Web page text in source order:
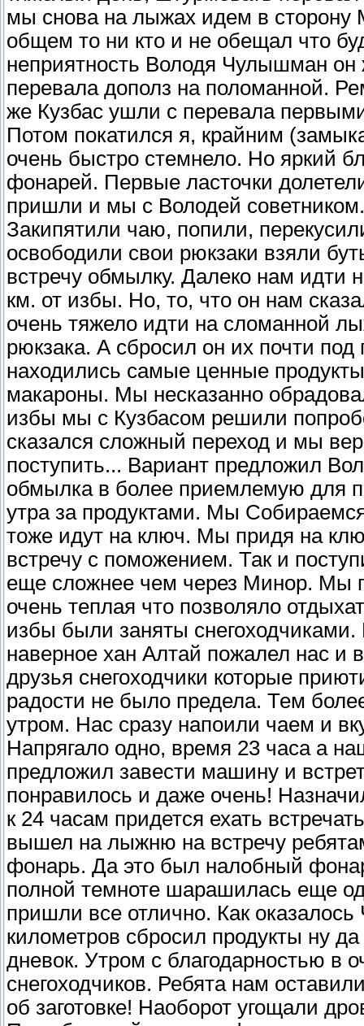
мы снова на лыжах идем в сторону
общем то ни кто и не обещал что
неприятность Володя Чулышман
перевала дополз на поломанной.
же Кузбас ушли с перевала
Потом покатился я, крайним
очень быстро стемнело. Но яркий
фонарей. Первые ласточки
пришли и мы с Володей
Закипятили чаю, попили,
освободили свои рюкзаки взяли
встречу обмылку. Далеко нам
км. от избы. Но, то, что он нам
очень тяжело идти на сломанной
рюкзака. А сбросил он их почти
находились самые ценные
макароны. Мы несказанно
избы мы с Кузбасом решили
сказался сложный переход и мы
поступить... Вариант предложил
обмылка в более приемлемую для
утра за продуктами. Мы
тоже идут на ключ. Мы придя на
встречу с поможением. Так и
еще сложнее чем через Минор. Мы
очень теплая что позволяло
избы были заняты
наверное хан Алтай пожалел нас и
друзья снегоходчики которые
радости не было предела. Тем
утром. Нас сразу напоили чаем и
Напрягало одно, время 23 часа а
предложил завести машину и
понравилось и даже очень!
к 24 часам придется ехать
вышел на лыжню на встречу
фонарь. Да это был налобный
полной темноте шарашилась еще
пришли все отлично. Как
километров сбросил продукты ну
дневок. Утром с благодарностью в
снегоходчиков. Ребята нам
об заготовке! Наоборот угощали